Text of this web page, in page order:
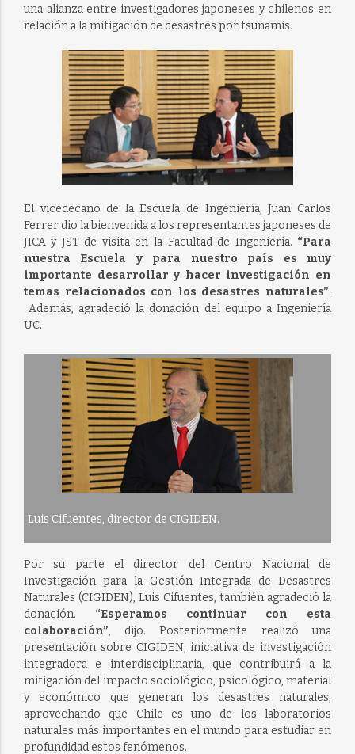
una alianza entre investigadores japoneses y chilenos en
relación a la mitigación de desastres por tsunamis.
El vicedecano de la Escuela de Ingeniería, Juan Carlos
Ferrer dio la bienvenida a los representantes japoneses de
JICA y JST de visita en la Facultad de Ingeniería. “Para
nuestra Escuela y para nuestro país es muy
importante desarrollar y hacer investigación en
temas relacionados con los desastres naturales”.
Además, agradeció la donación del equipo a Ingeniería
UC.
Luis Cifuentes, director de CIGIDEN.
Por su parte el director del Centro Nacional de
Investigación para la Gestión Integrada de Desastres
Naturales (CIGIDEN), Luis Cifuentes, también agradeció la
donación. “Esperamos continuar con esta
colaboración”, dijo. Posteriormente realizó una
presentación sobre CIGIDEN, iniciativa de investigación
integradora e interdisciplinaria, que contribuirá a la
mitigación del impacto sociológico, psicológico, material
y económico que generan los desastres naturales,
aprovechando que Chile es uno de los laboratorios
naturales más importantes en el mundo para estudiar en
profundidad estos fenómenos.